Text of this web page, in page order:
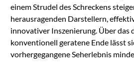
einem Strudel des Schreckens
herausragenden Darstellern,
innovativer Inszenierung. Über das
konventionell geratene Ende lässt
vorhergegangene Seherlebnis